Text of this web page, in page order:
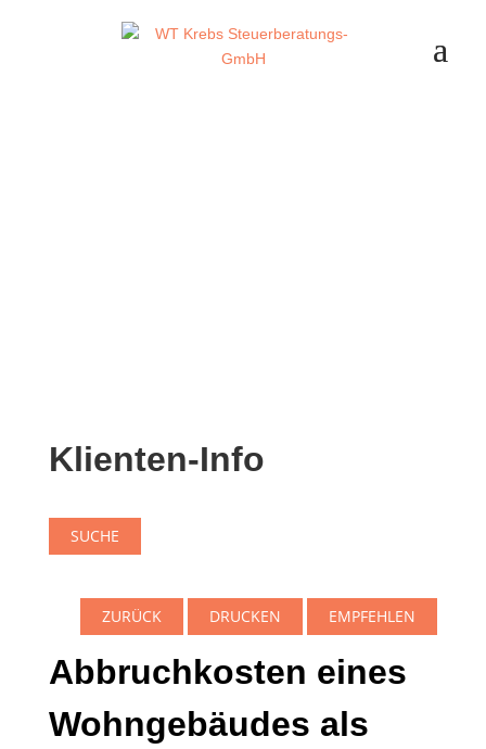
Klienten-Info
SUCHE
ZURÜCK DRUCKEN EMPFEHLEN
Abbruchkosten eines
Wohngebäudes als